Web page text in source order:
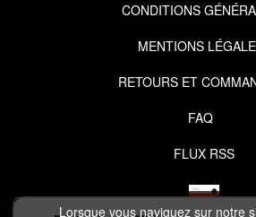
Lorsque vous naviguez sur notre
CONDITIONS
MENTIONS
RETOURS ET
FAQ
FLUX RSS